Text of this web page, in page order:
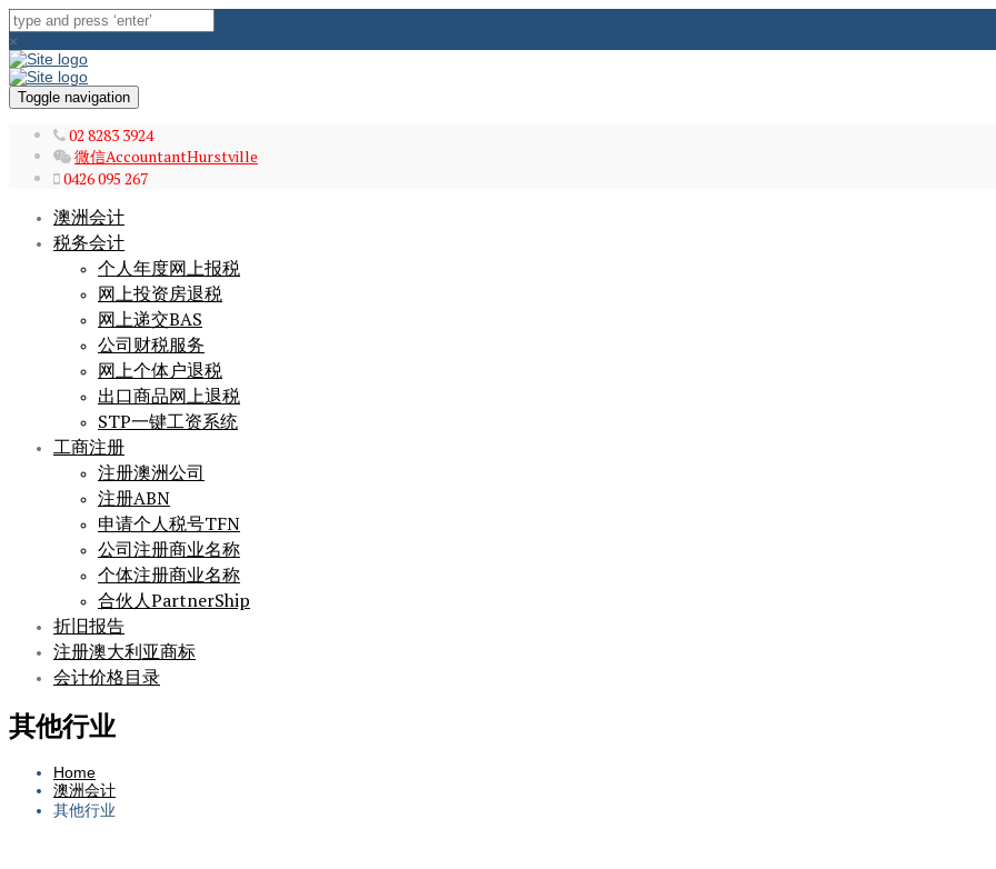
×
Toggle navigation
02 8283 3924
微信AccountantHurstville
0426 095 267
澳洲会计
税务会计
个人年度网上报税
网上投资房退税
网上递交BAS
公司财税服务
网上个体户退税
出口商品网上退税
STP一键工资系统
工商注册
注册澳洲公司
注册ABN
申请个人税号TFN
公司注册商业名称
个体注册商业名称
合伙人PartnerShip
折旧报告
注册澳大利亚商标
会计价格目录
其他行业
Home
澳洲会计
其他行业